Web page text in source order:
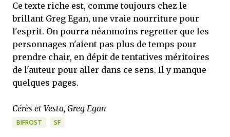
Ce texte riche est, comme toujours chez le
brillant Greg Egan, une vraie nourriture pour
l'esprit. On pourra néanmoins regretter que les
personnages n'aient pas plus de temps pour
prendre chair, en dépit de tentatives méritoires
de l'auteur pour aller dans ce sens. Il y manque
quelques pages.
Cérès et Vesta, Greg Egan
BIFROST SF